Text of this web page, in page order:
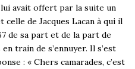
avait offert par la suite un
de Jacques Lacan à qui il
de sa part et de la part de
train de s’ennuyer. Il s’est
: « Chers camarades, c’est